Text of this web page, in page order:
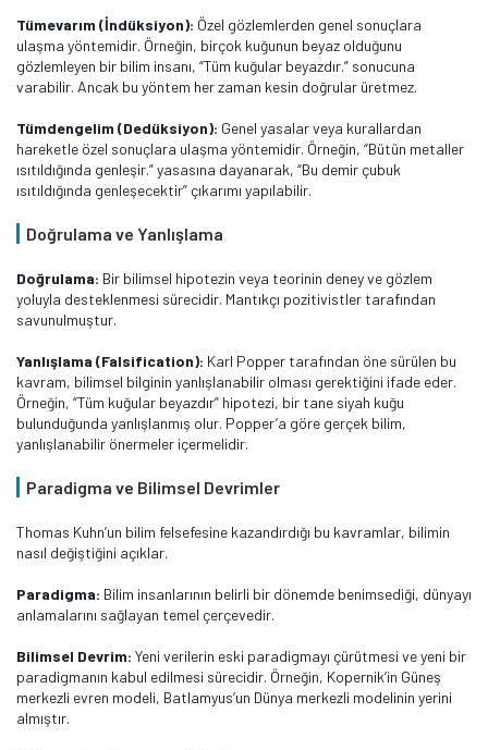
Tümevarım (İndüksiyon): Özel gözlemlerden genel sonuçlara
ulaşma yöntemidir. Örneğin, birçok kuğunun beyaz olduğunu
gözlemleyen bir bilim insanı, “Tüm kuğular beyazdır.” sonucuna
varabilir. Ancak bu yöntem her zaman kesin doğrular üretmez.
Tümdengelim (Dedüksiyon): Genel yasalar veya kurallardan
hareketle özel sonuçlara ulaşma yöntemidir. Örneğin, “Bütün metaller
ısıtıldığında genleşir.” yasasına dayanarak, “Bu demir çubuk
ısıtıldığında genleşecektir” çıkarımı yapılabilir.
Doğrulama ve Yanlışlama
Doğrulama: Bir bilimsel hipotezin veya teorinin deney ve gözlem
yoluyla desteklenmesi sürecidir. Mantıkçı pozitivistler tarafından
savunulmuştur.
Yanlışlama (Falsification): Karl Popper tarafından öne sürülen bu
kavram, bilimsel bilginin yanlışlanabilir olması gerektiğini ifade eder.
Örneğin, “Tüm kuğular beyazdır” hipotezi, bir tane siyah kuğu
bulunduğunda yanlışlanmış olur. Popper’a göre gerçek bilim,
yanlışlanabilir önermeler içermelidir​.
Paradigma ve Bilimsel Devrimler
Thomas Kuhn’un bilim felsefesine kazandırdığı bu kavramlar, bilimin
nasıl değiştiğini açıklar.
Paradigma: Bilim insanlarının belirli bir dönemde benimsediği, dünyayı
anlamalarını sağlayan temel çerçevedir.
Bilimsel Devrim: Yeni verilerin eski paradigmayı çürütmesi ve yeni bir
paradigmanın kabul edilmesi sürecidir. Örneğin, Kopernik’in Güneş
merkezli evren modeli, Batlamyus’un Dünya merkezli modelinin yerini
almıştır.